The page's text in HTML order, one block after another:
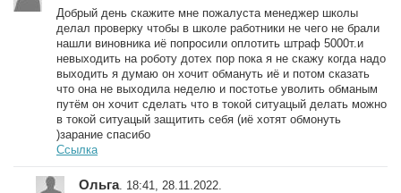
Добрый день скажите мне пожалуста менеджер школы
делал проверку чтобы в школе работники не чего не брали
нашли виновника иё попросили оплотить штраф 5000т.и
невыходить на роботу дотех пор пока я не скажу когда надо
выходить я думаю он хочит обмануть иё и потом сказать
что она не выходила неделю и постотье уволить обманым
путём он хочит сделать что в токой ситуацый делать можно
в токой ситуацый защитить себя (иё хотят обмонуть
)зарание спасибо
Ссылка
Ольга. 18:41, 28.11.2022.